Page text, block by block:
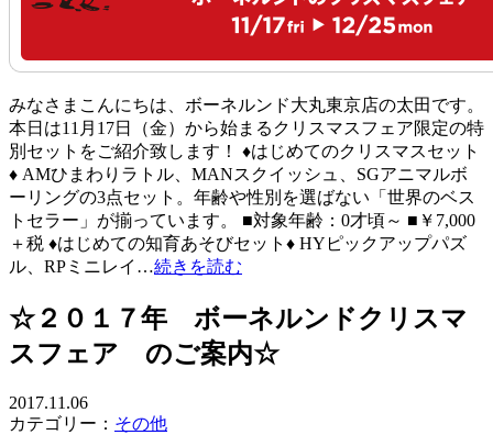
みなさまこんにちは、ボーネルンド大丸東京店の太田です。
本日は11月17日（金）から始まるクリスマスフェア限定の特
別セットをご紹介致します！ ♦はじめてのクリスマスセット
♦ AMひまわりラトル、MANスクイッシュ、SGアニマルボ
ーリングの3点セット。年齢や性別を選ばない「世界のベス
トセラー」が揃っています。 ■対象年齢：0才頃～ ■￥7,000
＋税 ♦はじめての知育あそびセット♦ HYピックアップパズ
ル、RPミニレイ…続きを読む
☆２０１７年 ボーネルンドクリスマ
スフェア のご案内☆
2017.11.06
カテゴリー： その他